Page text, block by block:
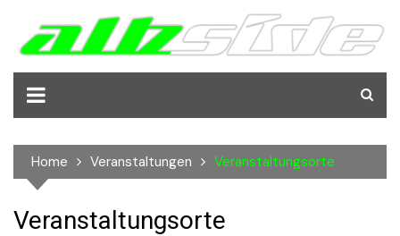
content
Home Veranstaltungen Veranstaltungsorte
Veranstaltungsorte